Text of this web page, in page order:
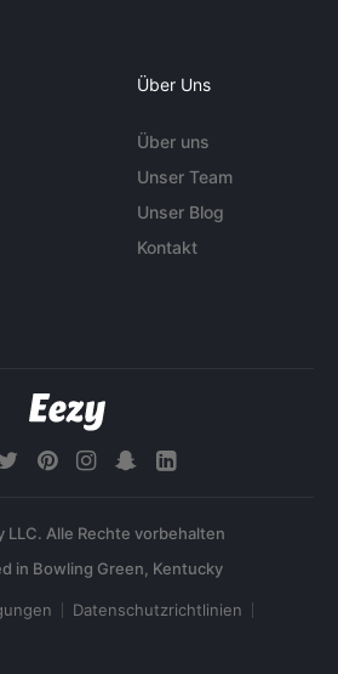
Über Uns
Über uns
Unser Team
Unser Blog
Kontakt
LLC. Alle Rechte vorbehalten
Datenschutzrichtlinien